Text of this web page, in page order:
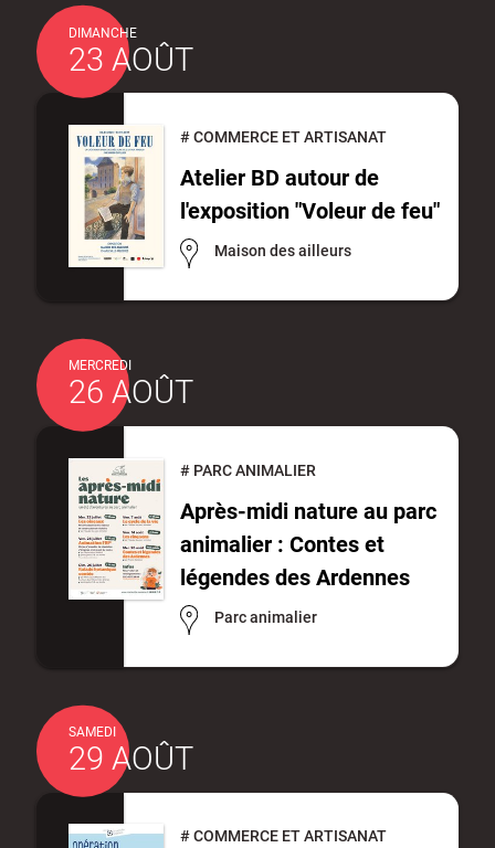
DIMANCHE
23 AOÛT
#COMMERCE ET ARTISANAT
Atelier BD autour de
l'exposition "Voleur de feu"
Maison des ailleurs
MERCREDI
26 AOÛT
# PARC ANIMALIER
Après-midi nature au parc
animalier : Contes et
légendes des Ardennes
Parc animalier
SAMEDI
29 AOÛT
#COMMERCE ET ARTISANAT